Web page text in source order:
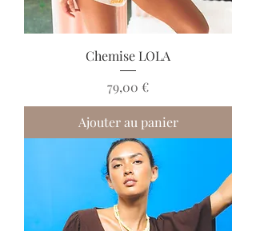
Chemise LOLA
Prix
79,00 €
Ajouter au panier